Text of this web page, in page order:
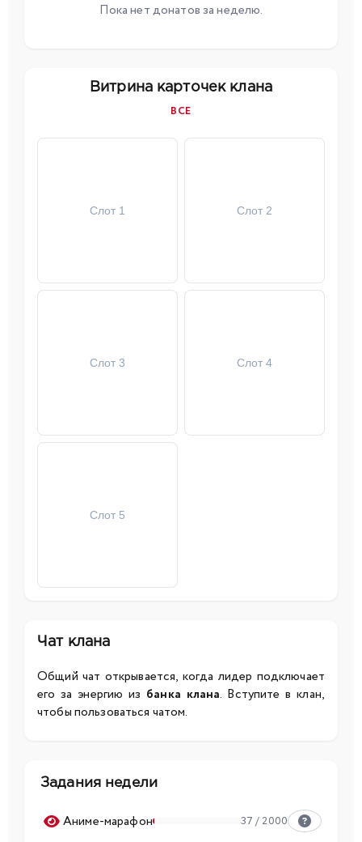
Пока нет донатов за неделю.
Витрина карточек клана
ВСЕ
Слот 1 Слот 2
Слот 3 Слот 4
Слот 5
Чат клана
Общий чат открывается, когда лидер подключает
его за энергию из банка клана. Вступите в клан,
чтобы пользоваться чатом.
Задания недели
Аниме-марафон 37 / 2000